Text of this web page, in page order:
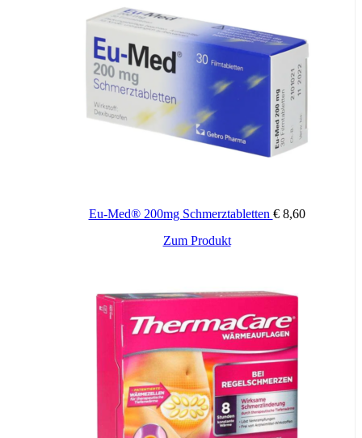
Patienten mit eingeschränkter Leberfunktion Wenn Sie eine moderat
oder schwer eingeschränkter Leberfunktion haben, dürfen Sie nicht
mehr als eine Tablette zu 2,5 mg innerhalb von 24 Stunden
Bitte wenden Sie sich an Ihren Arzt, wenn
• Ihre Kopfschmerzen länger als 24 Stunden andauern
• Sie an 4 oder mehr Migräneanfällen pro Monat leiden
• sich das Muster Ihrer Symptome geändert hat
• Ihre Anfälle häufiger werden, länger andauern oder schwerer sind
oder wenn Sie sich zwischen den Anfällen nicht vollständig erholen
Siliciumdioxid wasserfrei, Saccharin-Natrium, Magnesiumstearat,
Mentholaroma (Maltodextrin, natürliches Menthol, modifizierte
Warnhinweis: Nur bei eindeutiger Diagnose einsetzen. Vor
Therapiebeginn andere neurologische Erkrankungen ausschließen.
Bei Personen über 65 Jahren nicht empfohlen. Nicht an Patienten
mit Verdacht auf nicht diagnostizierte Herzkrankheit verabreichen.
Eu-Med® 200mg Schmerztabletten €8,60
Zum Produkt